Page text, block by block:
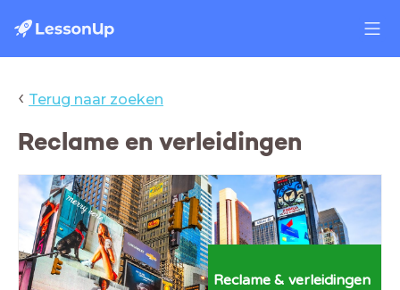
‹ Terug naar zoeken
Reclame en verleidingen
Reclame & verleidingen